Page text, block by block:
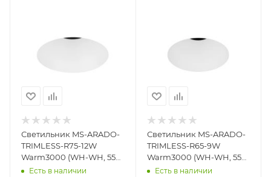
Светильник MS-ARADO-
TRIMLESS-R75-12W
Warm3000 (WH-WH, 55
deg, 230V) (Arlight, IP20
Есть в наличии
Светильник MS-ARADO-
TRIMLESS-R65-9W
Warm3000 (WH-WH, 55
deg, 230V) (Arlight, IP20
Есть в наличии